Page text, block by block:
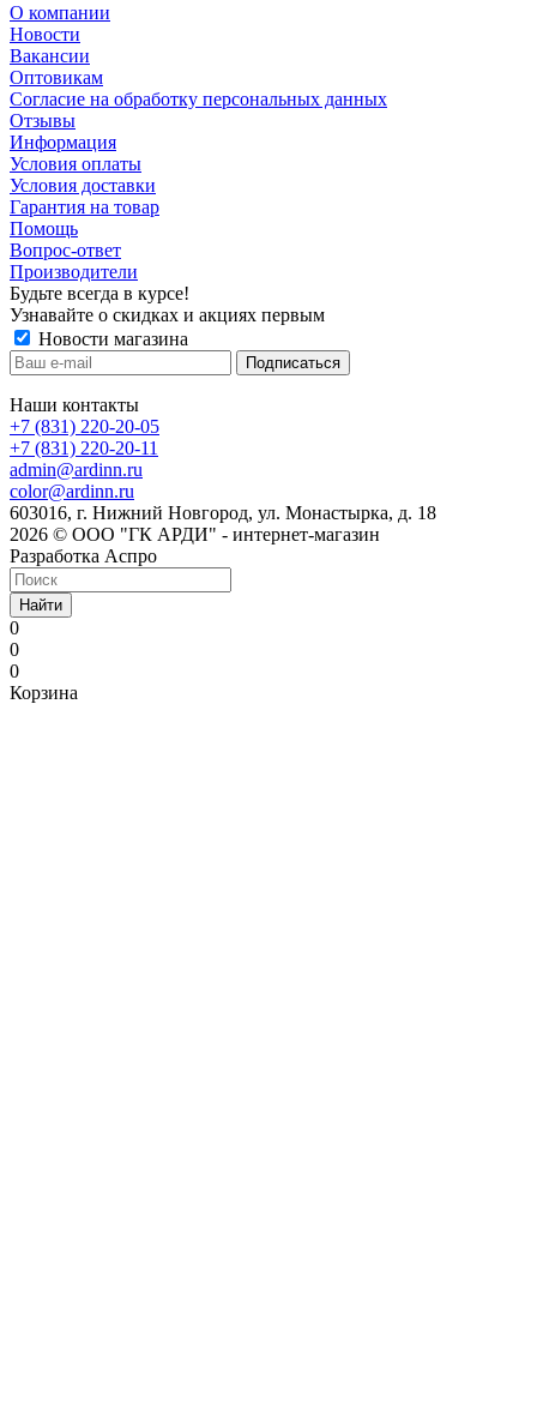
О компании
Новости
Вакансии
Оптовикам
Cогласие на обработку персональных данных
Отзывы
Информация
Условия оплаты
Условия доставки
Гарантия на товар
Помощь
Вопрос-ответ
Производители
Будьте всегда в курсе!
Узнавайте о скидках и акциях первым
Новости магазина
Наши контакты
+7 (831) 220-20-05
+7 (831) 220-20-11
admin@ardinn.ru
color@ardinn.ru
603016, г. Нижний Новгород, ул. Монастырка, д. 18
2026 © ООО "ГК АРДИ" - интернет-магазин
Разработка Аспро
Найти
0
0
0
Корзина